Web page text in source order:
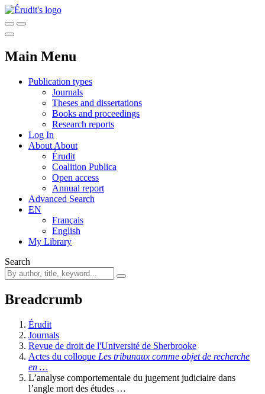
Main Menu
Publication types
Journals
Theses and dissertations
Books and proceedings
Research reports
Log In
About About
Érudit
Coalition Publica
Open access
Annual report
Advanced Search
EN
Français
English
My Library
Search
Breadcrumb
Érudit
Journals
Revue de droit de l'Université de Sherbrooke
Actes du colloque Les tribunaux comme objet de recherche
en …
L’analyse comportementale du jugement judiciaire dans
l’angle mort des études …